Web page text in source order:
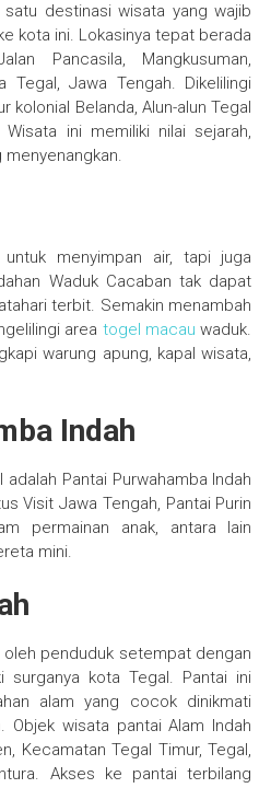
satu destinasi wisata yang wajib
kota ini. Lokasinya tepat berada
Pancasila, Mangkusuman,
Tegal, Jawa Tengah. Dikelilingi
Belanda, Alun-alun Tegal
ini memiliki nilai sejarah,
menyenangkan.
menyimpan air, tapi juga
Waduk Cacaban tak dapat
terbit. Semakin menambah
area togel macau waduk.
warung apung, kapal wisata,
Indah
Pantai Purwahamba Indah
Visit Jawa Tengah, Pantai Purin
permainan anak, antara lain
mini.
oleh penduduk setempat dengan
surganya kota Tegal. Pantai ini
alam yang cocok dinikmati
Objek wisata pantai Alam Indah
Kecamatan Tegal Timur, Tegal,
Akses ke pantai terbilang